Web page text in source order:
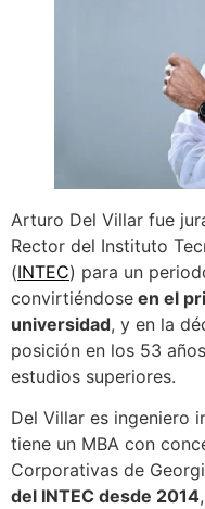
Arturo Del Villar fue
Rector del Instituto
(INTEC) para un
convirtiéndose en el
universidad, y en la
posición en los 53
estudios superiores.
Del Villar es ingeniero
tiene un MBA con
Corporativas de
del INTEC desde 2014